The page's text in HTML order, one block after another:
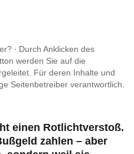
∙ Durch Anklicken des
werden Sie auf die
Für deren Inhalte und
Seitenbetreiber verantwortlich.
einen Rotlichtverstoß.
zahlen – aber